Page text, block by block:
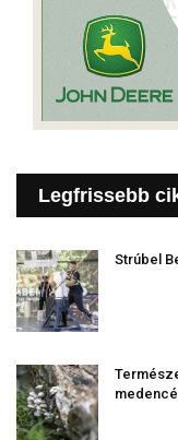
Legfrissebb
Strúbel